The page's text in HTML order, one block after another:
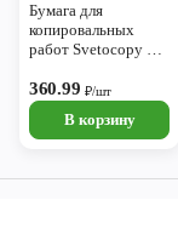
Бумага для
копировальных
работ Svetocopy А4
360.99 ₽/шт
В корзину